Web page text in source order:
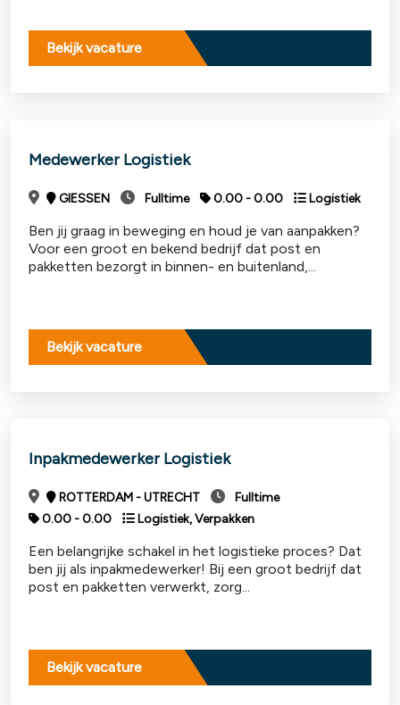
Bekijk vacature
Medewerker Logistiek
GIESSEN Fulltime 0.00 - 0.00 Logistiek
Ben jij graag in beweging en houd je van aanpakken?
Voor een groot en bekend bedrijf dat post en
pakketten bezorgt in binnen- en buitenland,...
Bekijk vacature
Inpakmedewerker Logistiek
ROTTERDAM - UTRECHT
Fulltime
0.00 - 0.00
Logistiek, Verpakken
Een belangrijke schakel in het logistieke proces? Dat
ben jij als inpakmedewerker! Bij een groot bedrijf dat
post en pakketten verwerkt, zorg...
Bekijk vacature